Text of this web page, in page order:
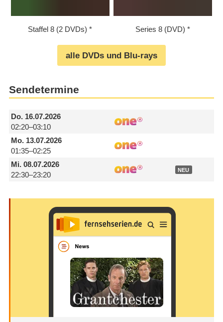
Staffel 8 (2 DVDs) Series 8 (DVD)
alle DVDs und Blu-rays
Sendetermine
Do.16.07.2026
02:20–03:10
Mo.13.07.2026
01:35–02:25
Mi.08.07.2026
22:30–23:20
NEU